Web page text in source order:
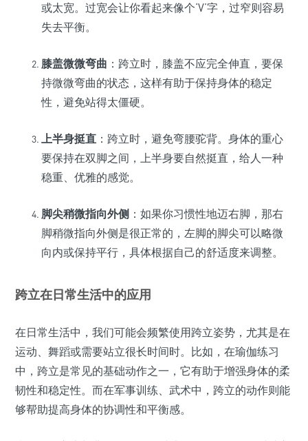
或太宽。过宽会让你看起来像个‘V’字，过窄则容易
失去平衡。
膝盖微微弯曲 ：跨立时，膝盖不应完全伸直，要保
持微微弯曲的状态，这样有助于保持身体的稳定
性，避免站得太僵硬。
上半身挺直 ：跨立时，避免弯腰驼背。身体的重心
要保持在双脚之间，上半身要自然挺直，给人一种
稳重、优雅的感觉。
脚尖稍微指向外侧 ：如果你习惯性地迈右脚，那右
脚稍微指向外侧是很正常的，左脚的脚尖可以略微
向内或保持平行，具体根据自己的舒适度来调整。
跨立在日常生活中的应用
在日常生活中，我们可能会频繁使用跨立姿势，尤其是在
运动、舞蹈或需要站立很长时间时。比如，在瑜伽练习
中，跨立是常见的基础动作之一，它有助于增强身体的柔
韧性和稳定性。而在军事训练、武术中，跨立的动作则能
够帮助提高身体的协调性和平衡感。